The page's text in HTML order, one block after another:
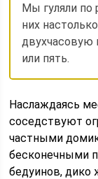
Мы гуляли по
них
двухчасовую
или пять.
Наслаждаясь
соседствуют
частными
бесконечными
бедуинов, дико